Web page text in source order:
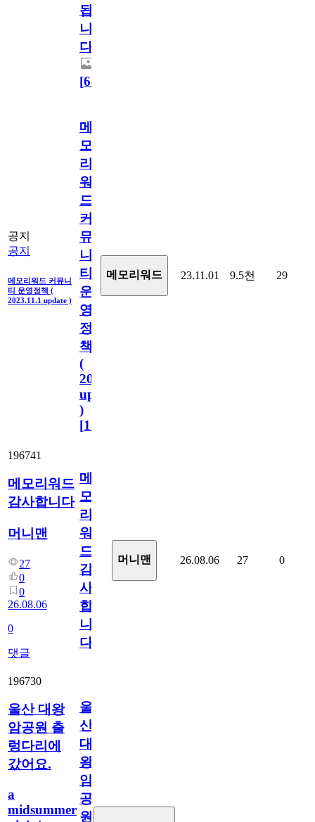
됩
니
다.
[64
공지
공지
메모리워드 커뮤니
티 운영정책 (
2023.11.1 update )
메
모
리
워
드
커
뮤
니
티
운
영
정
책
(
2023.11.1
update
)
[110
메모리워드 23.11.01 9.5천 29
196741
메모리워드
감사합니다
머니맨
27
0
0
26.08.06
0
댓글
메
모
리
워
드
감
사
합
니
다
머니맨 26.08.06 27 0
196730
울산 대왕
암공원 출
렁다리에
갔어요.
a
midsummer
울
산
대
왕
암
공
원